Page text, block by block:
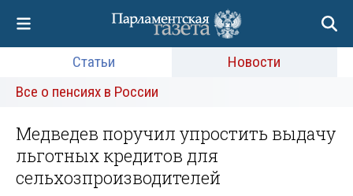
Статьи
Новости
Все о пенсиях в России
Медведев поручил упростить выдачу
льготных кредитов для
сельхозпроизводителей